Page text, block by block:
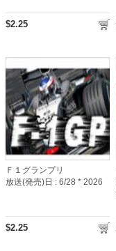
$2.25
Ｆ１グランプリ
放送(発売)日 : 6/28 * 2026
$2.25